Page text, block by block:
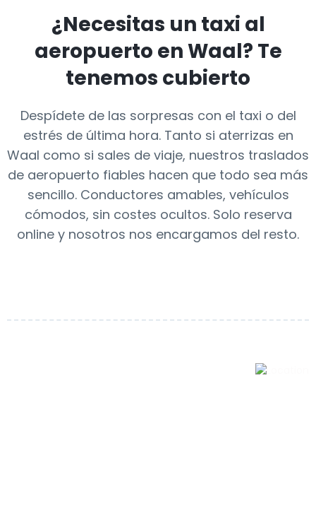
¿Necesitas un taxi al
aeropuerto enWaal? Te
tenemos cubierto
Despídete de las sorpresas con el taxi o del
estrés de última hora. Tanto si aterrizas en
Waal como si sales de viaje, nuestros traslados
de aeropuerto fiables hacen que todo sea más
sencillo. Conductores amables, vehículos
cómodos, sin costes ocultos. Solo reserva
online y nosotros nos encargamos del resto.